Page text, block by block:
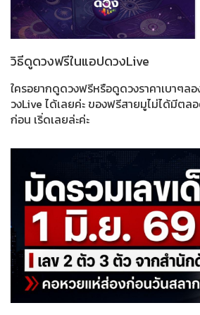
วิธีดูดวงฟรีในแอปดวงLive
ใครอยากดูดวงฟรีหรือดูดวงราคาเบาๆลอ
วงLive ได้เลยค่ะ ของฟรีสายมูไม่ได้มีตล
ก่อน เริ่ดเลยล่ะค่ะ